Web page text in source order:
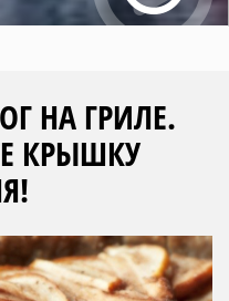
НА ГРИЛЕ.
КРЫШКУ